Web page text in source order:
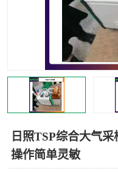
日照TSP综合大气
操作简单灵敏
便携式超声波明渠流
LB-4200高锰酸盐指
烟尘烟气设备
粉尘设备
新宇宙仪器